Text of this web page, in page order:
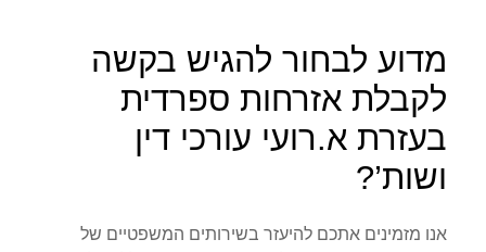
מדוע לבחור להגיש בקשה
לקבלת אזרחות ספרדית
בעזרת א.רועי עורכי דין
ושות’?
אנו מזמינים אתכם להיעזר בשירותים המשפטיים של